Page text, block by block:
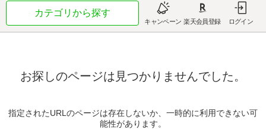
カテゴリから探す
キャンペーン 楽天会員登録 ログイン
お探しのページは見つかりませんでした。
指定されたURLのページは存在しないか、一時的に利用できない可
能性があります。